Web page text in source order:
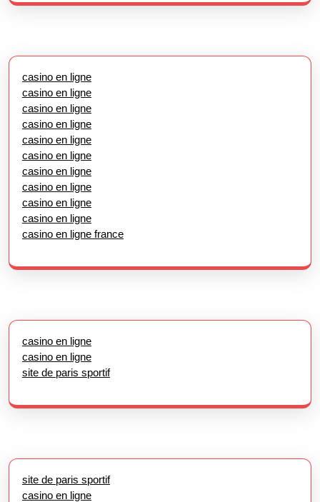
casino en ligne
casino en ligne
casino en ligne
casino en ligne
casino en ligne
casino en ligne
casino en ligne
casino en ligne
casino en ligne
casino en ligne
casino en ligne france
casino en ligne
casino en ligne
site de paris sportif
site de paris sportif
casino en ligne